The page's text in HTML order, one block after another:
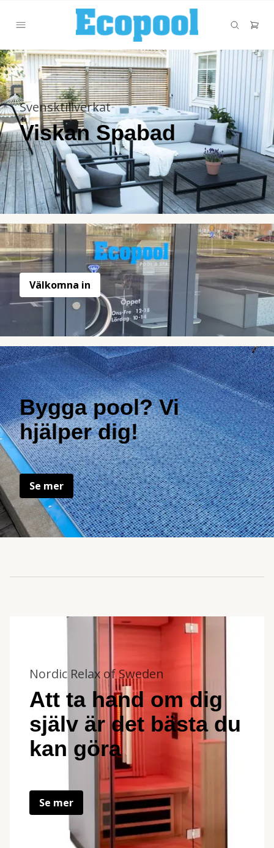
Svensktillverkat
Viskan Spabad
Välkomna in
Bygga pool? Vi
hjälper dig!
Se mer
Nordic Relax of Sweden
Att ta hand om dig
själv är det bästa du
kan göra
Se mer